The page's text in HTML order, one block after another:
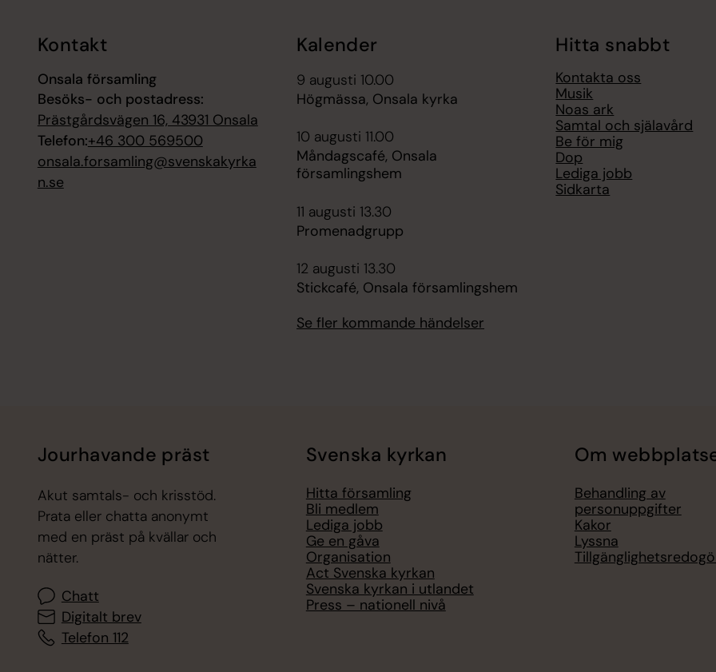
Kontakt
Onsala församling
Besöks- och postadress:
Prästgårdsvägen 16, 43931 Onsala
Telefon:+46 300 569500
onsala.forsamling@svenskakyrka
n.se
Kalender
9 augusti 10.00
Högmässa, Onsala kyrka
10 augusti 11.00
Måndagscafé, Onsala
församlingshem
11 augusti 13.30
Promenadgrupp
12 augusti 13.30
Stickcafé, Onsala församlingshem
Se fler kommande händelser
Hitta snabbt
Kontakta oss
Musik
Noas ark
Samtal och själavård
Be för mig
Dop
Lediga jobb
Sidkarta
Jourhavande präst
Akut samtals- och krisstöd.
Prata eller chatta anonymt
med en präst på kvällar och
nätter.
Chatt
Digitalt brev
Telefon 112
Svenska kyrkan
Hitta församling
Bli medlem
Lediga jobb
Ge en gåva
Organisation
Act Svenska kyrkan
Svenska kyrkan i utlandet
Press – nationell nivå
Om
Behandling av
personuppgifter
Kakor
Lyssna